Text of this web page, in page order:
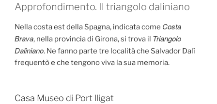
Approfondimento. Il triangolo daliniano
Nella costa est della Spagna, indicata come Costa
Brava, nella provincia di Girona, si trova il Triangolo
Daliniano. Ne fanno parte tre località che Salvador Dalí
frequentò e che tengono viva la sua memoria.
Casa Museo di Port lligat